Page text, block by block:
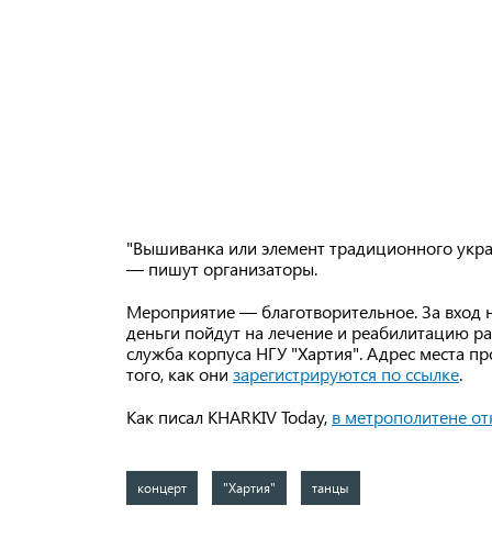
"Вышиванка или элемент традиционного
— пишут организаторы.
Мероприятие — благотворительное. За вход
деньги пойдут на лечение и реабилитацию
служба корпуса НГУ "Хартия". Адрес места
того, как они зарегистрируются по ссылке.
Как писал KHARKIV Today, в метрополитене
концерт "Хартия" танцы